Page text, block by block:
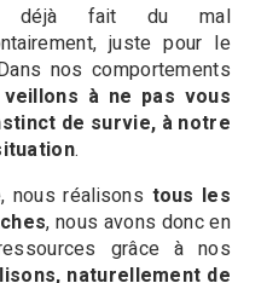
déjà fait du mal
juste pour le
nos comportements
à ne pas vous
de survie, à notre
.
nous réalisons tous les
, nous avons donc en
grâce à nos
naturellement de